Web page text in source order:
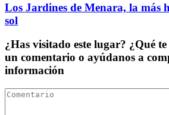
Los Jardines de Menara, la más
sol
¿Has visitado este lugar? ¿Qué
un comentario o ayúdanos a
información